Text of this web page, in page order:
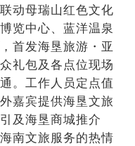
动母瑞山红色文化
览中心、蓝洋温泉
首发海垦旅游・亚
礼包及各点位现场
。工作人员定点值
嘉宾提供海垦文旅
及海垦商城推介
南文旅服务的热情